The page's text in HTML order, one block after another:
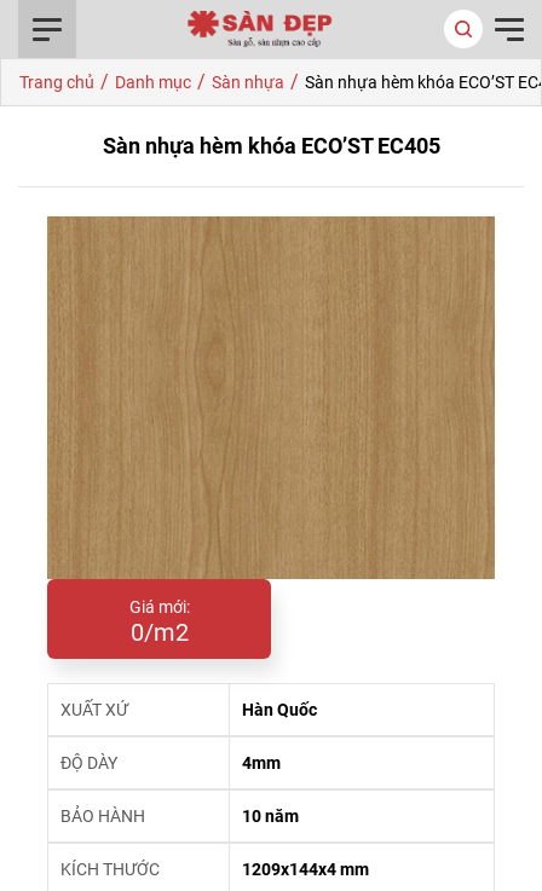
Trang chủ / Danh mục / Sàn nhựa / Sàn nhựa hèm khóa ECO’ST
Sàn nhựa hèm khóa ECO’ST EC405
Giá mới:
0/m2
XUẤT XỨ Hàn Quốc
ĐỘ DÀY 4mm
BẢO HÀNH 10 năm
KÍCH THƯỚC 1209x144x4 mm